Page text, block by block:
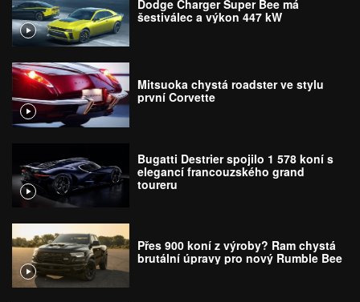
Dodge Charger Super Bee má
šestiválec a výkon 447 kW
Mitsuoka chystá roadster ve stylu
první Corvette
Bugatti Destrier spojilo 1 578 koní s
elegancí francouzského grand
toureru
Přes 900 koní z výroby? Ram chystá
brutální úpravy pro nový Rumble Bee